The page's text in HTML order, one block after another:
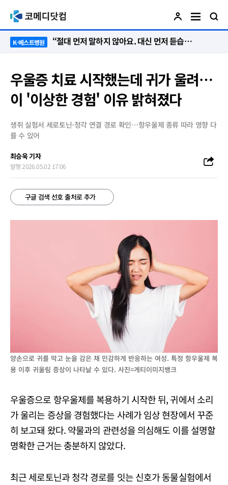
K-베스트병원 “절대 먼저 말하지 않아요. 대신 먼저 듣습니다”
우울증 치료 시작했는데 귀가 울려…
이 '이상한 경험' 이유 밝혀졌다
생쥐 실험서 세로토닌-청각 연결 경로 확인…항우울제 종류 따라 영향 다
를 수 있어
최승욱 기자
발행 2026.05.02 17:06
구글 검색 선호 출처로 추가
양손으로 귀를 막고 눈을 감은 채 민감하게 반응하는 여성. 특정 항우울제 복
용 이후 귀울림 증상이 나타날 수 있다. 사진=게티이미지뱅크
우울증으로 항우울제를 복용하기 시작한 뒤, 귀에서 소리
가 울리는 증상을 경험했다는 사례가 임상 현장에서 꾸준
히 보고돼 왔다. 약물과의 관련성을 의심해도 이를 설명할
명확한 근거는 충분하지 않았다.
최근 세로토닌과 청각 경로를 잇는 신호가 동물실험에서